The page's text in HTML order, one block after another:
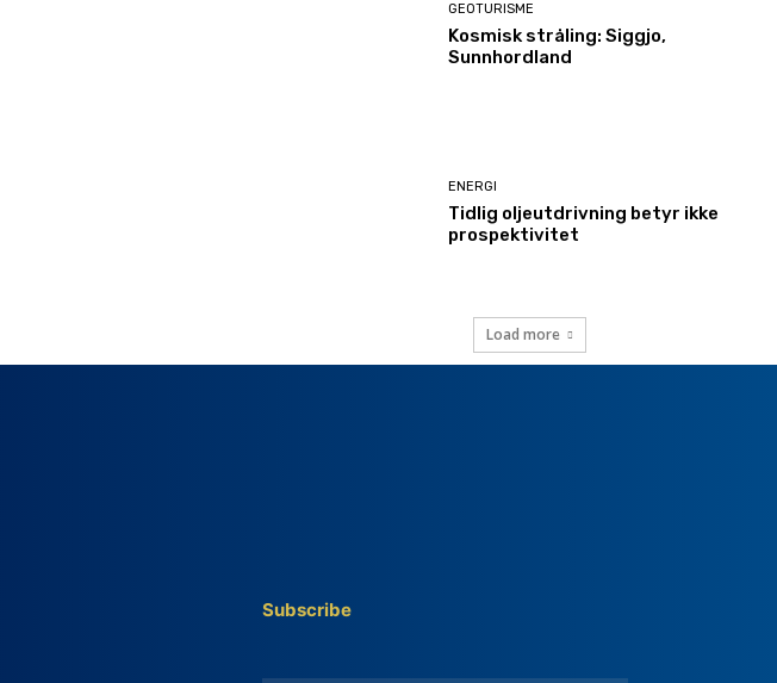
GEOTURISME
Kosmisk stråling: Siggjo,
Sunnhordland
ENERGI
Tidlig oljeutdrivning betyr ikke
prospektivitet
Load more
Subscribe